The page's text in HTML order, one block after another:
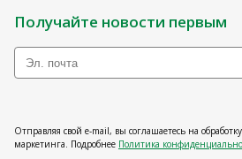
Получайте новости первым
Отправляя свой e-mail, вы соглашаетесь на
маркетинга. Подробнее Политика